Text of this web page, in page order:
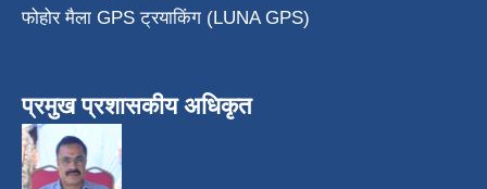
फोहोर मैला GPS ट्रयाकिंग (LUNA GPS)
प्रमुख प्रशासकीय अधिकृत